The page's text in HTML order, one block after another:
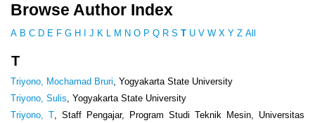
Browse Author Index
A B C D E F G H J K M N O P Q R S T U V W X Y Z All
T
Triyono, Mochamad Bruri, Yogyakarta State University
Triyono, Sulis, Yogyakarta State University
Triyono, T, Staff Pengajar, Program Studi Teknik Mesin, Universitas